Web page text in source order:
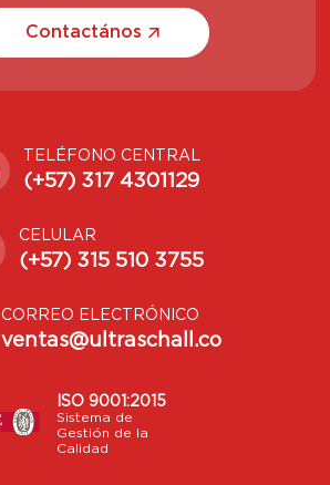
Contactános
TELÉFONO CENTRAL
(+57) 317 4301129
CELULAR
(+57) 315 510 3755
CORREO ELECTRÓNICO
ventas@ultraschall.co
ISO 9001:2015
Sistema de
Gestión de la
Calidad